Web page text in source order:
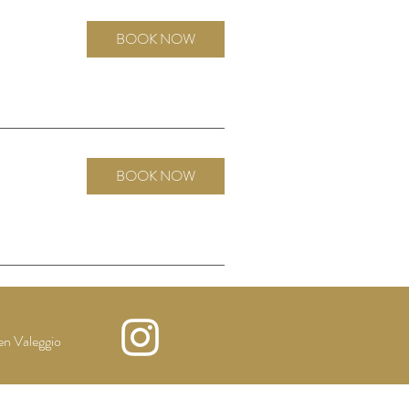
BOOK NOW
BOOK NOW
Valeggio